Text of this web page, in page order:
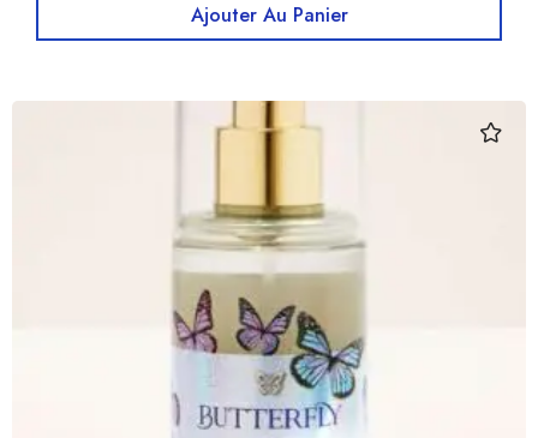
Ajouter Au Panier